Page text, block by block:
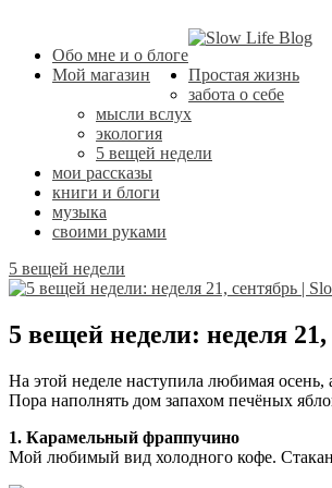
Обо мне и о блоге
Мой магазин
Простая жизнь
забота о себе
мысли вслух
экология
5 вещей недели
мои рассказы
книги и блоги
музыка
своими руками
5 вещей недели
5 вещей недели: неделя 21,
На этой неделе наступила любимая осень,
Пора наполнять дом запахом печёных
1. Карамельный фраппучино
Мой любимый вид холодного кофе.